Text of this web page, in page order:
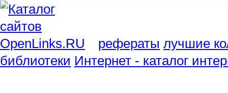
рефераты лучшие
библиотеки Интернет - каталог